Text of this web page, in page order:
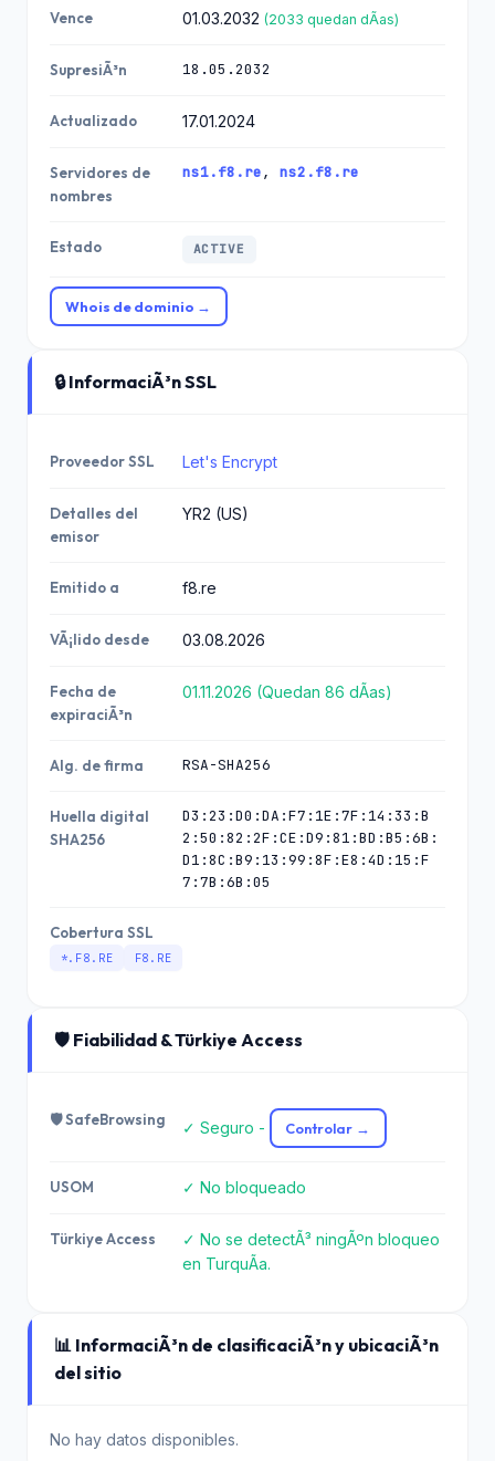
Vence 01.03.2032 (2033 quedan dÃ­as)
SupresiÃ³n 18.05.2032
Actualizado 17.01.2024
Servidores de
nombres
ns1.f8.re, ns2.f8.re
Estado ACTIVE
Whois de dominio →
🔒 InformaciÃ³n SSL
Proveedor SSL Let's Encrypt
Detalles del
emisor
YR2 (US)
Emitido a f8.re
VÃ¡lido desde 03.08.2026
Fecha de
expiraciÃ³n
01.11.2026 (Quedan 86 dÃ­as)
Alg. de firma RSA-SHA256
Huella digital
SHA256
D3:23:D0:DA:F7:1E:7F:14:33:B
2:50:82:2F:CE:D9:81:BD:B5:6B:
D1:8C:B9:13:99:8F:E8:4D:15:F
7:7B:6B:05
Cobertura SSL
*.F8.RE F8.RE
🛡️ Fiabilidad & Türkiye Access
🛡️ SafeBrowsing ✓ Seguro - Controlar →
USOM ✓ No bloqueado
Türkiye Access
✓ No se detectÃ³ ningÃºn bloqueo
en TurquÃ­a.
📊 InformaciÃ³n de clasificaciÃ³n y ubicaciÃ³n
del sitio
No hay datos disponibles.